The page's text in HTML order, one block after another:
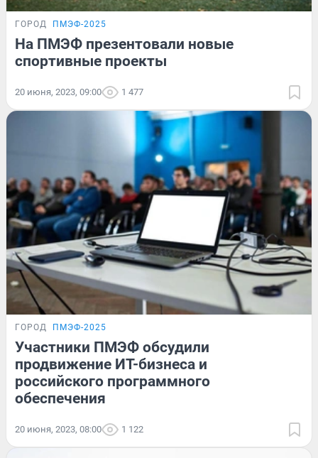
ГОРОД ПМЭФ-2025
На ПМЭФ презентовали новые
спортивные проекты
20 июня, 2023, 09:00 1 477
ГОРОД ПМЭФ-2025
Участники ПМЭФ обсудили
продвижение ИТ-бизнеса и
российского программного
обеспечения
20 июня, 2023, 08:00 1 122